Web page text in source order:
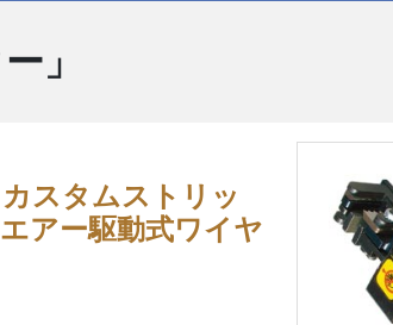
」
スタムストリッ
アー駆動式ワイヤ